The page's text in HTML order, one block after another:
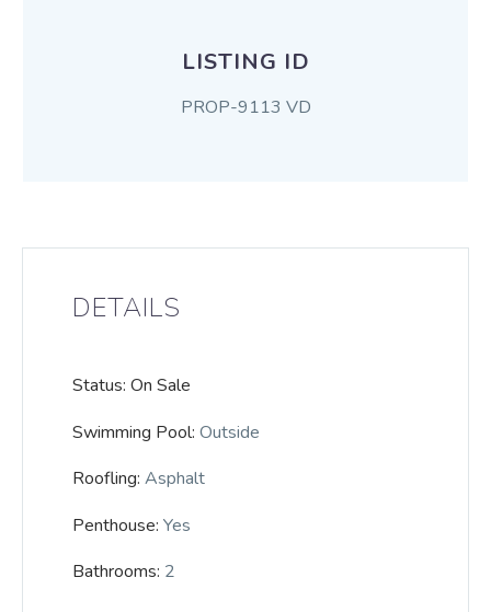
LISTING ID
PROP-9113 VD
DETAILS
Status: On Sale
Swimming Pool: Outside
Roofling: Asphalt
Penthouse: Yes
Bathrooms: 2